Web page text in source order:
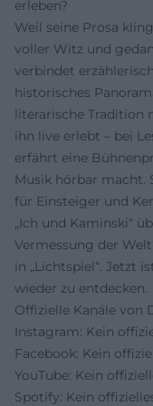
erleben?
Weil seine Prosa
voller Witz und
verbindet
historisches
literarische Tradition
ihn live erlebt – bei
erfährt eine
Musik hörbar macht.
für Einsteiger und
„Ich und Kaminski“
Vermessung der
in „Lichtspiel“. Jetzt
wieder zu entdecken.
Offizielle Kanäle von
Instagram: Kein
Facebook: Kein
YouTube: Kein
Spotify: Kein